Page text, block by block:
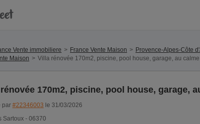
Vente immobiliere France Vente Maison Provence-Alpes-Côte
Maison Villa rénovée 170m2, piscine, pool house, garage, au calme
170m2, piscine, pool house, garage,
par #22346003 le 31/03/2026
Sartoux - 06370